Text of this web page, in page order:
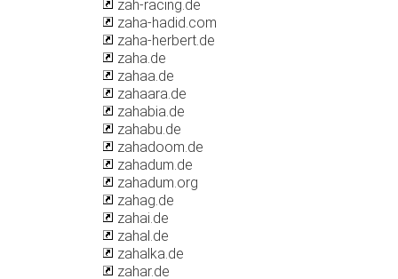
zah-racing.de
zaha-hadid.com
zaha-herbert.de
zaha.de
zahaa.de
zahaara.de
zahabia.de
zahabu.de
zahadoom.de
zahadum.de
zahadum.org
zahag.de
zahai.de
zahal.de
zahalka.de
zahar.de